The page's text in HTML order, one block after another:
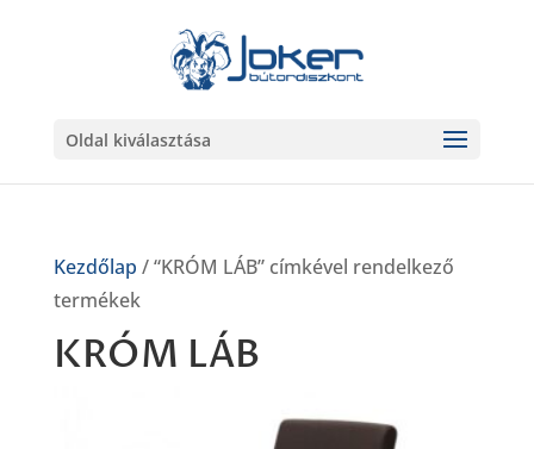
Oldal kiválasztása
Kezdőlap / “KRÓM LÁB” címkével rendelkező
termékek
KRÓM LÁB